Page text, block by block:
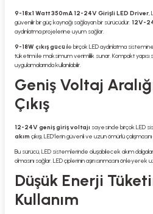
9-18x1 Watt 350mA 12-24V Girişli LED Driver,
güvenilir bir güç kaynağı sağlayan bir sürücüdür. 12V-
aydınlatma projelerine uyum sağlar.
9-18W çıkış gücü ile birçok LED aydınlatma
tüketimi ile maksimum verimlilik sunar. Kompakt yapısı
uygulamalarında kullanılabilir.
Geniş Voltaj
Çıkış
12-24V geniş giriş voltajı sayesinde birçok LED
akım çıkışı, LED’lerin güvenli ve uzun ömürlü
Bu sürücü, LED sistemlerinde oluşabilecek akım
olmasını sağlar. LED çiplerinin aşırı ısınmasını
Düşük Enerji
Kullanım